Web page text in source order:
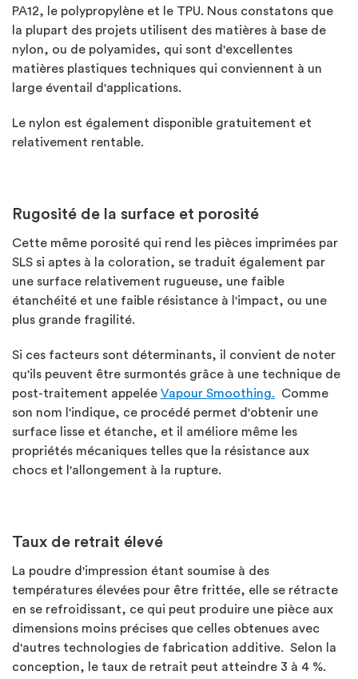
PA12, le polypropylène et le TPU. Nous constatons que
la plupart des projets utilisent des matières à base de
nylon, ou de polyamides, qui sont d'excellentes
matières plastiques techniques qui conviennent à un
large éventail d'applications.
Le nylon est également disponible gratuitement et
relativement rentable.
Rugosité de la surface et porosité
Cette même porosité qui rend les pièces imprimées par
SLS si aptes à la coloration, se traduit également par
une surface relativement rugueuse, une faible
étanchéité et une faible résistance à l'impact, ou une
plus grande fragilité.
Si ces facteurs sont déterminants, il convient de noter
qu'ils peuvent être surmontés grâce à une technique de
post-traitement appelée Vapour Smoothing. Comme
son nom l'indique, ce procédé permet d'obtenir une
surface lisse et étanche, et il améliore même les
propriétés mécaniques telles que la résistance aux
chocs et l'allongement à la rupture.
Taux de retrait élevé
La poudre d'impression étant soumise à des
températures élevées pour être frittée, elle se rétracte
en se refroidissant, ce qui peut produire une pièce aux
dimensions moins précises que celles obtenues avec
d'autres technologies de fabrication additive. Selon la
conception, le taux de retrait peut atteindre 3 à 4 %.